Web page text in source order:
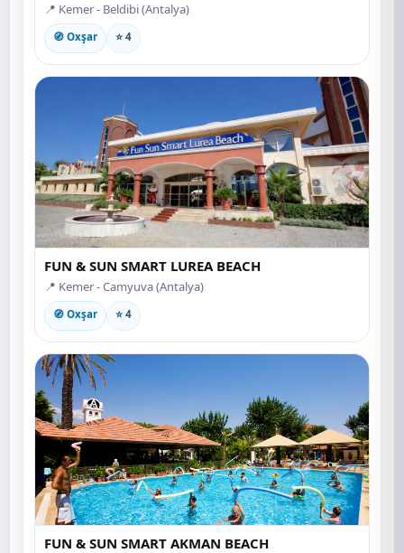
📍 Kemer - Beldibi (Antalya)
🧭 Oxşar ⭐ 4
FUN & SUN SMART LUREA BEACH
📍 Kemer - Camyuva (Antalya)
🧭 Oxşar ⭐ 4
FUN & SUN SMART AKMAN BEACH